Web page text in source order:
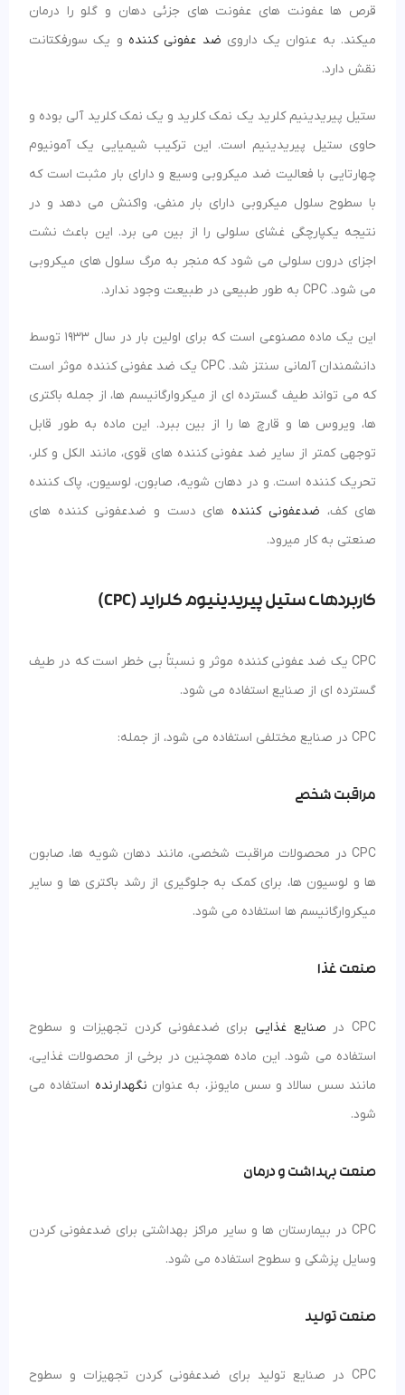
قرص ها عفونت های عفونت های جزئی دهان و گلو را درمان
میکند. به عنوان یک داروی ضد عفونی کننده و یک سورفکتانت
نقش دارد.
ستیل پیریدینیم کلرید یک نمک کلرید و یک نمک کلرید آلی بوده و
حاوی ستیل پیریدینیم است. این ترکیب شیمیایی یک آمونیوم
چهارتایی با فعالیت ضد میکروبی وسیع و دارای بار مثبت است که
با سطوح سلول میکروبی دارای بار منفی، واکنش می دهد و در
نتیجه یکپارچگی غشای سلولی را از بین می برد. این باعث نشت
اجزای درون سلولی می شود که منجر به مرگ سلول های میکروبی
می شود. CPC به طور طبیعی در طبیعت وجود ندارد.
این یک ماده مصنوعی است که برای اولین بار در سال 1933 توسط
دانشمندان آلمانی سنتز شد. CPC یک ضد عفونی کننده موثر است
که می تواند طیف گسترده ای از میکروارگانیسم ها، از جمله باکتری
ها، ویروس ها و قارچ ها را از بین ببرد. این ماده به طور قابل
توجهی کمتر از سایر ضد عفونی کننده های قوی، مانند الکل و کلر،
تحریک کننده است. و در دهان شویه، صابون، لوسیون، پاک کننده
های کف، ضدعفونی کننده های دست و ضدعفونی کننده های
صنعتی به کار میرود.
کاربردهای ستیل پیریدینیوم کلراید (CPC)
CPC یک ضد عفونی کننده موثر و نسبتاً بی خطر است که در طیف
گسترده ای از صنایع استفاده می شود.
CPC در صنایع مختلفی استفاده می شود، از جمله:
مراقبت شخصی
CPC در محصولات مراقبت شخصی، مانند دهان شویه ها، صابون
ها و لوسیون ها، برای کمک به جلوگیری از رشد باکتری ها و سایر
میکروارگانیسم ها استفاده می شود.
صنعت غذا
CPC در صنایع غذایی برای ضدعفونی کردن تجهیزات و سطوح
استفاده می شود. این ماده همچنین در برخی از محصولات غذایی،
مانند سس سالاد و سس مایونز، به عنوان نگهدارنده استفاده می
شود.
صنعت بهداشت و درمان
CPC در بیمارستان ها و سایر مراکز بهداشتی برای ضدعفونی کردن
وسایل پزشکی و سطوح استفاده می شود.
صنعت تولید
CPC در صنایع تولید برای ضدعفونی کردن تجهیزات و سطوح